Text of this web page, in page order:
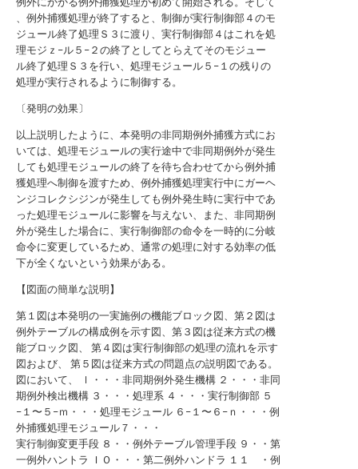
、例外捕獲処理が終了すると、制御が実行制御部４のモ
ジュール終了処理Ｓ３に渡り、実行制御部４はこれを処
理モジｚ−ル５−２の終了としてとらえてそのモジュー
ル終了処理Ｓ３を行い、処理モジュール５−１の残りの
処理が実行されるように制御する。
〔発明の効果〕
以上説明したように、本発明の非同期例外捕獲方式にお
いては、処理モジュールの実行途中で非同期例外が発生
しても処理モジュールの終了を待ち合わせてから例外捕
獲処理へ制御を渡すため、例外捕獲処理実行中にガーヘ
ンジコレクシジンが発生しても例外発生時に実行中であ
った処理モジュールに影響を与えない、また、非同期例
外が発生した場合に、実行制御部の命令を一時的に分岐
命令に変更しているため、通常の処理に対する効率の低
下が全くないという効果がある。
【図面の簡単な説明】
第１図は本発明の一実施例の機能ブロック図、第２図は
例外テーブルの構成例を示す図、第３図は従来方式の機
能ブロック図、 第４図は実行制御部の処理の流れを示す
図および、 第５図は従来方式の問題点の説明図である。
図において、 ｌ・・・非同期例外発生機構 ２・・・非同
期例外検出機構 ３・・・処理系 ４・・・実行制御部 ５
−１〜５−ｍ・・・処理モジュール ６−１〜６−ｎ・・・例
外捕獲処理モジュール７・・・
実行制御変更手段 ８・・例外テーブル管理手段 ９・・第
一例外ハントラ ＩＯ・・・第二例外ハンドラ １１ ・例